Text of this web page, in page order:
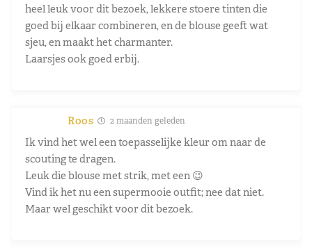
heel leuk voor dit bezoek, lekkere stoere tinten die
goed bij elkaar combineren, en de blouse geeft wat
sjeu, en maakt het charmanter.
Laarsjes ook goed erbij.
Roos 2 maanden geleden
Ik vind het wel een toepasselijke kleur om naar de
scouting te dragen.
Leuk die blouse met strik, met een 😉
Vind ik het nu een supermooie outfit; nee dat niet.
Maar wel geschikt voor dit bezoek.